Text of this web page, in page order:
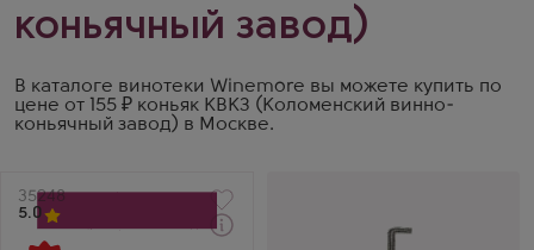
коньячный завод)
В каталоге винотеки Winemore вы можете купить по
цене от 155 ₽ коньяк КВКЗ (Коломенский винно-
коньячный завод) в Москве.
Артикул
35248
5.0